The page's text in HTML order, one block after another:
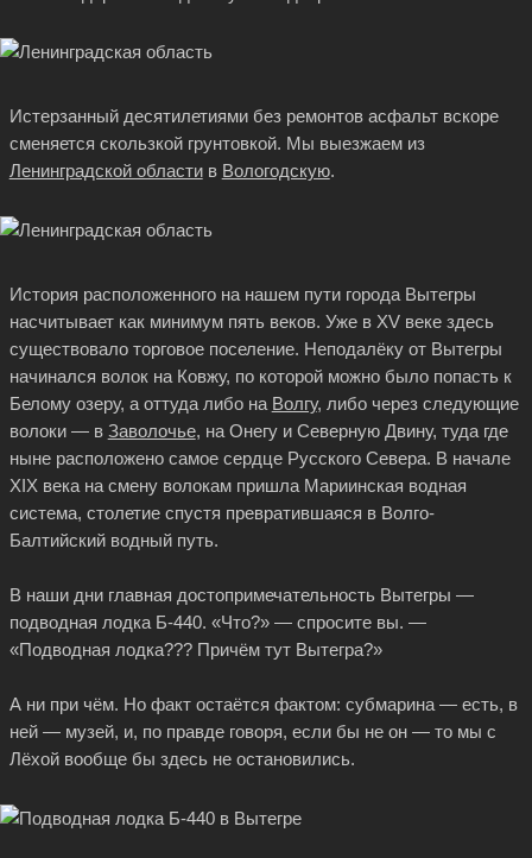
Истерзанный десятилетиями без ремонтов асфальт вскоре
сменяется скользкой грунтовкой. Мы выезжаем из
Ленинградской областив Вологодскую.
История расположенного на нашем пути города Вытегры
насчитывает как минимум пять веков. Уже в XV веке здесь
существовало торговое поселение. Неподалёку от Вытегры
начинался волок на Ковжу, по которой можно было попасть к
Белому озеру, а оттуда либо на Волгу, либо через следующие
волоки — в Заволочье, на Онегу и Северную Двину, туда где
ныне расположено самое сердце Русского Севера. В начале
XIX века на смену волокам пришла Мариинская водная
система, столетие спустя превратившаяся в Волго-
Балтийский водный путь.
В наши дни главная достопримечательность Вытегры —
подводная лодка Б-440. «Что?» — спросите вы. —
«Подводная лодка??? Причём тут Вытегра?»
А ни при чём. Но факт остаётся фактом: субмарина — есть, в
ней — музей, и, по правде говоря, если бы не он — то мы с
Лёхой вообще бы здесь не остановились.